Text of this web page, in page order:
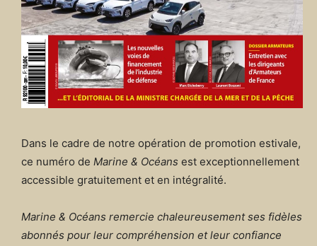
Dans le cadre de notre opération de promotion estivale,
ce numéro de Marine & Océans est exceptionnellement
accessible gratuitement et en intégralité.
Marine & Océans remercie chaleureusement ses fidèles
abonnés pour leur compréhension et leur confiance